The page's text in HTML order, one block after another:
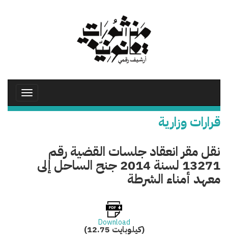
Toggle
قرارات وزارية
نقل مقر انعقاد جلسات القضية رقم
13271 لسنة 2014 جنح الساحل إلى
معهد أمناء الشرطة
Download
(12.75 كيلوبايت)